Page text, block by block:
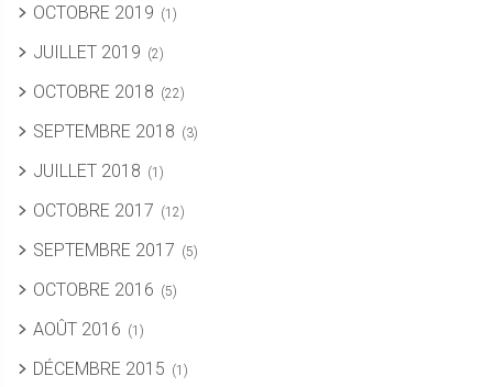
OCTOBRE 2019 (1)
JUILLET 2019 (2)
OCTOBRE 2018 (22)
SEPTEMBRE 2018 (3)
JUILLET 2018 (1)
OCTOBRE 2017 (12)
SEPTEMBRE 2017 (5)
OCTOBRE 2016 (5)
AOÛT 2016 (1)
DÉCEMBRE 2015 (1)